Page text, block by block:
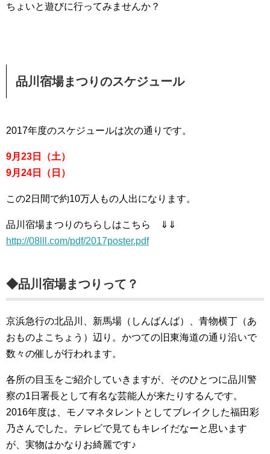
ちょいと遊びに行ってみませんか？
品川宿場まつりのスケジュール
2017年度のスケジュールは次の通りです。
9月23日（土）
9月24日（日）
この2日間で約10万人もの人出になります。
品川宿場まつりのちらしはこちら ⇓⇓
http://08lll.com/pdf/2017poster.pdf
◆品川宿場まつりって？
京浜急行の北品川、新馬場（しんばんば）、青物横丁（あ
おものよこちょう）辺り。かつての旧東海道の通り沿いで
数々の催しが行われます。
各所の目玉をご紹介していきますが、そのひとつに品川警
察の1日署長として有名な芸能人が来たりするんです。
2016年度は、モノマネタレントとしてブレイクした福田彩
乃さんでした。テレビで見てもキレイだなーと思います
が、実物はかなりお綺麗です♪